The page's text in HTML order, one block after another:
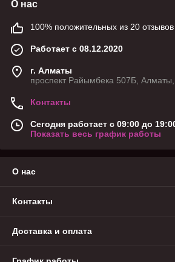
О нас
100% положительных из 20 отзывов
Работает с 08.12.2020
г. Алматы
проспект Райымбека 507Б, Алматы,
Контакты
Сегодня работает с 09:00 до
Показать весь график работы
О нас
Контакты
Доставка и оплата